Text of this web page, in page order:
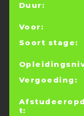
Duur:
Voor:
Soort stage:
Vergoeding:
t: